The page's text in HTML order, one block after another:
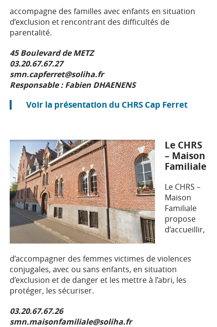
accompagne des familles avec enfants en situation
d’exclusion et rencontrant des difficultés de
parentalité.
45 Boulevard de METZ
03.20.67.67.27
smn.capferret@soliha.fr
Responsable : Fabien DHAENENS
Voir la présentation du CHRS Cap Ferret
Le CHRS
– Maison
Familiale
Le CHRS –
Maison
Familiale
propose
d’accueillir,
d’accompagner des femmes victimes de violences
conjugales, avec ou sans enfants, en situation
d’exclusion et de danger et les mettre à l’abri, les
protéger, les sécuriser.
03.20.67.67.26
smn.maisonfamiliale@soliha.fr